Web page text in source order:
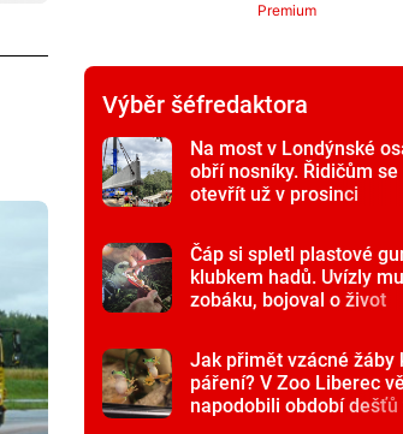
Premium
Výběr šéfredaktora
Na most v Londýnské
obří nosníky. Řidičům se
otevřít už v prosinci
Čáp si spletl plastové
klubkem hadů. Uvízly
zobáku, bojoval o život
Jak přimět vzácné žáby
páření? V Zoo Liberec
napodobili období dešťů